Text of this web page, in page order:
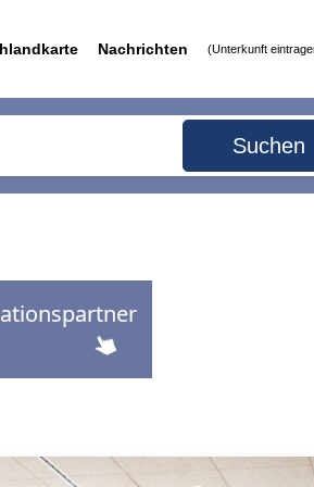
Nachrichten (Unterkunft
Suchen